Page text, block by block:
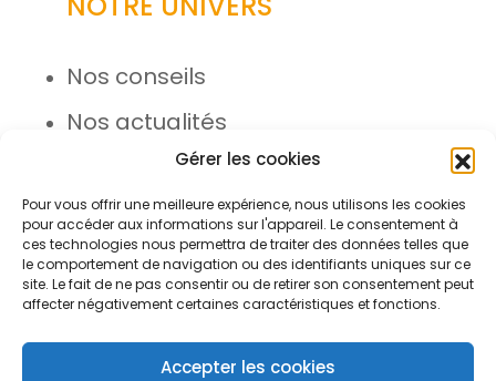
Gérer les cookies
Pour vous offrir une meilleure expérience, nous utilisons les cookies
pour accéder aux informations sur l'appareil. Le consentement à
ces technologies nous permettra de traiter des données telles que
le comportement de navigation ou des identifiants uniques sur ce
site. Le fait de ne pas consentir ou de retirer son consentement peut
affecter négativement certaines caractéristiques et fonctions.
Accepter les cookies
Nos conseils
Nos actualités
Rejoignez l’équipe
© Azergo 2026 - Tous droits réservés